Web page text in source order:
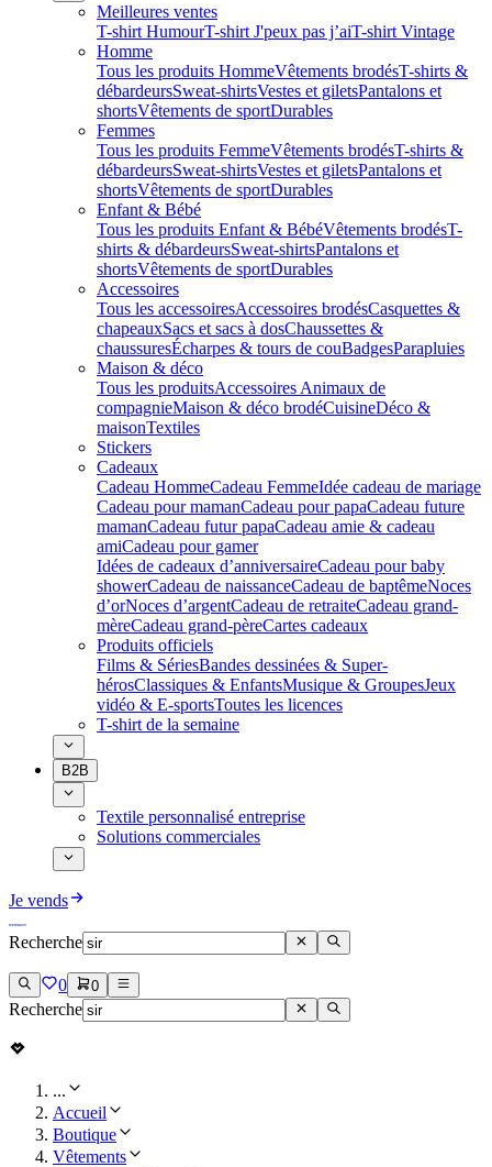
Meilleures ventes
T-shirt HumourT-shirt J'peux pas j’aiT-shirt Vintage
Homme
Tous les produits HommeVêtements brodésT-shirts &
débardeursSweat-shirtsVestes et giletsPantalons et
shortsVêtements de sportDurables
Femmes
Tous les produits FemmeVêtements brodésT-shirts &
débardeursSweat-shirtsVestes et giletsPantalons et
shortsVêtements de sportDurables
Enfant & Bébé
Tous les produits Enfant & BébéVêtements brodésT-
shirts & débardeursSweat-shirtsPantalons et
shortsVêtements de sportDurables
Accessoires
Tous les accessoiresAccessoires brodésCasquettes &
chapeauxSacs et sacs à dosChaussettes &
chaussuresÉcharpes & tours de couBadgesParapluies
Maison & déco
Tous les produitsAccessoires Animaux de
compagnieMaison & déco brodéCuisineDéco &
maisonTextiles
Stickers
Cadeaux
Cadeau HommeCadeau FemmeIdée cadeau de mariage​
Cadeau pour mamanCadeau pour papaCadeau future
mamanCadeau futur papaCadeau amie & cadeau
amiCadeau pour gamer
Idées de cadeaux d’anniversaireCadeau pour baby
showerCadeau de naissanceCadeau de baptêmeNoces
d’orNoces d’argentCadeau de retraiteCadeau grand-
mèreCadeau grand-pèreCartes cadeaux
Produits officiels
Films & SériesBandes dessinées & Super-
hérosClassiques & EnfantsMusique & GroupesJeux
vidéo & E-sportsToutes les licences
T-shirt de la semaine
B2B
Textile personnalisé entreprise
Solutions commerciales
Je vends
Recherche
0 0
Recherche
...
Accueil
Boutique
Vêtements